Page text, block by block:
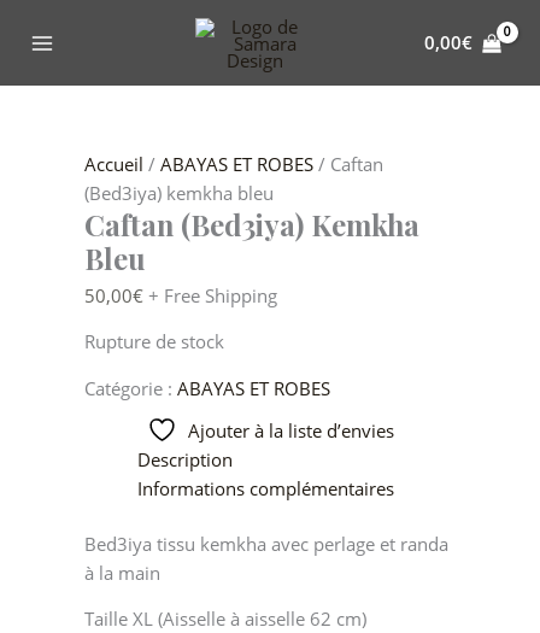
0,00€
Accueil / ABAYAS ET ROBES / Caftan
(Bed3iya) kemkha bleu
Caftan (Bed3iya) Kemkha
Bleu
50,00€ + Free Shipping
Rupture de stock
Catégorie : ABAYAS ET ROBES
Ajouter à la liste d’envies
Description
Informations complémentaires
Bed3iya tissu kemkha avec perlage et randa
à la main
Taille XL (Aisselle à aisselle 62 cm)